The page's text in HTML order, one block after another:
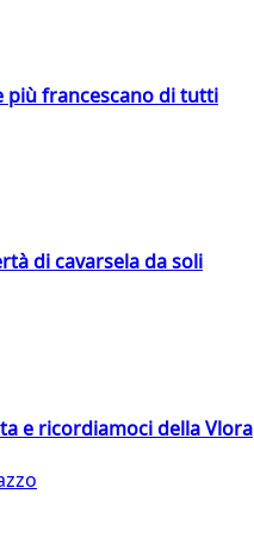
più francescano di tutti
di cavarsela da soli
e ricordiamoci della Vlora